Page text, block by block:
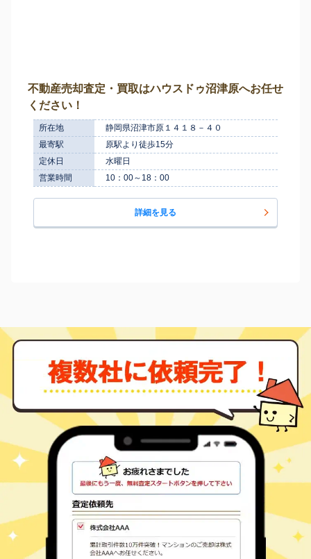
不動産売却査定・買取はハウスドゥ沼津原へお任せ
ください！
所在地
静岡県沼津市原１４１８－４０
最寄駅
原駅より徒歩15分
定休日
水曜日
営業時間
10：00～18：00
詳細を見る